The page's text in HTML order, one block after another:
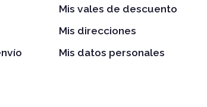
Mis vales de descuento
Mis direcciones
Mis datos personales